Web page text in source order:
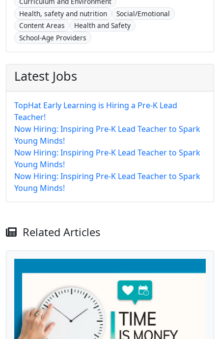
Health, safety and nutrition
Social/Emotional
Content Areas
Health and Safety
School-Age Providers
Latest Jobs
TopHat Early Learning is Hiring a Pre-K Lead
Teacher!
Now Hiring: Inspiring Pre-K Lead Teacher to Spark
Young Minds!
Now Hiring: Inspiring Pre-K Lead Teacher to Spark
Young Minds!
Now Hiring: Inspiring Pre-K Lead Teacher to Spark
Young Minds!
Related Articles